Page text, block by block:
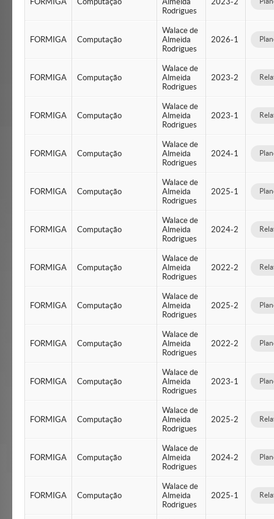
Rodrigues
FORMIGA Computação
Walace de
Almeida
Rodrigues
2026-1
FORMIGA Computação
Walace de
Almeida
Rodrigues
2023-2
FORMIGA Computação
Walace de
Almeida
Rodrigues
2023-1
FORMIGA Computação
Walace de
Almeida
Rodrigues
2024-1
FORMIGA Computação
Walace de
Almeida
Rodrigues
2025-1
FORMIGA Computação
Walace de
Almeida
Rodrigues
2024-2
FORMIGA Computação
Walace de
Almeida
Rodrigues
2022-2
FORMIGA Computação
Walace de
Almeida
Rodrigues
2025-2
FORMIGA Computação
Walace de
Almeida
Rodrigues
2022-2
FORMIGA Computação
Walace de
Almeida
Rodrigues
2023-1
FORMIGA Computação
Walace de
Almeida
Rodrigues
2025-2
FORMIGA Computação
Walace de
Almeida
Rodrigues
2024-2
FORMIGA Computação
Walace de
Almeida
Rodrigues
2025-1